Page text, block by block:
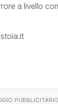
a livello
PUBBLICITARIO